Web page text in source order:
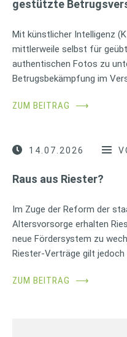
gestützte
Mit künstlicher Intelligenz
mittlerweile selbst für
authentischen Fotos zu
Betrugsbekämpfung im
ZUM BEITRAG ⟶
14.07.2026
Raus aus Riester?
Im Zuge der Reform der
Altersvorsorge erhalten
neue Fördersystem zu
Riester-Verträge gilt jedoch
ZUM BEITRAG ⟶